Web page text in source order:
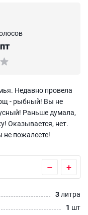
Недавно провела
- рыбный! Вы не
Раньше думала,
Оказывается, нет.
не пожалеете!
– +
3литра
1 шт